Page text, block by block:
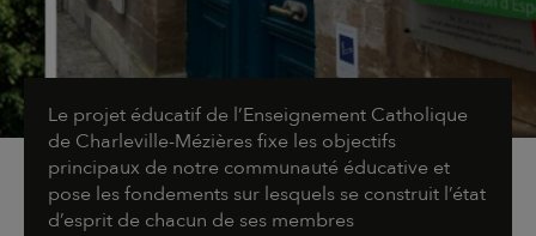
Le projet éducatif de l’Enseignement Catholique
de Charleville-Mézières fixe les objectifs
principaux de notre communauté éducative et
pose les fondements sur lesquels se construit l’état
d’esprit de chacun de ses membres